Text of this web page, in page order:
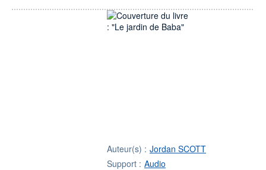
Auteur(s) : Jordan SCOTT
Support : Audio